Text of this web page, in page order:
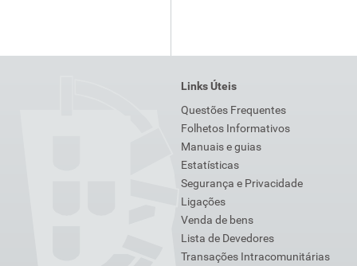
Links Úteis
Questões Frequentes
Folhetos Informativos
Manuais e guias
Estatísticas
Segurança e Privacidade
Ligações
Venda de bens
Lista de Devedores
Transações Intracomunitárias